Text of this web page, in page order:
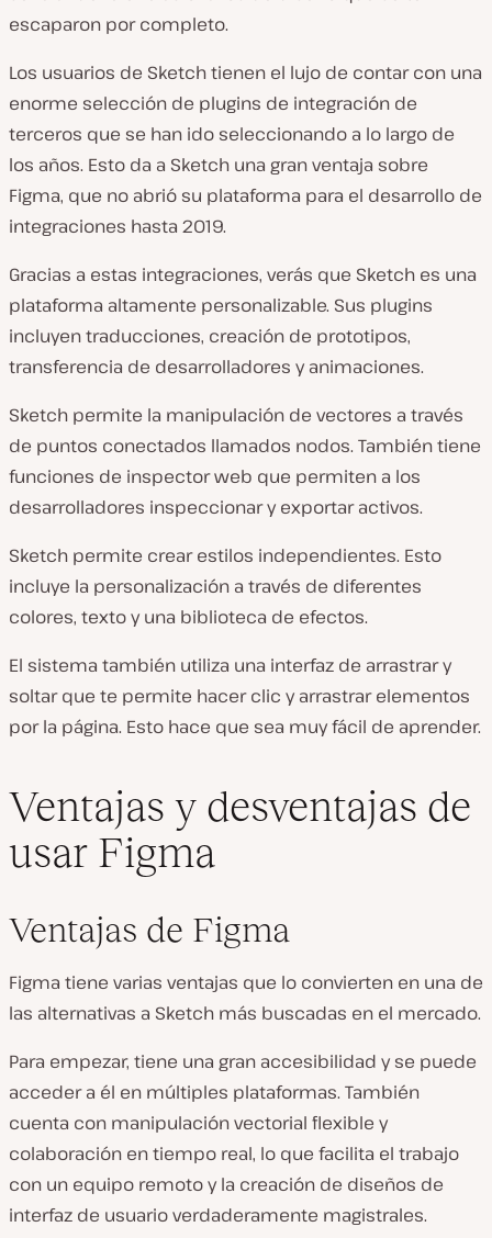
escaparon por completo.
Los usuarios de Sketch tienen el lujo de contar con una
enorme selección de plugins de integración de
terceros que se han ido seleccionando a lo largo de
los años. Esto da a Sketch una gran ventaja sobre
Figma, que no abrió su plataforma para el desarrollo de
integraciones hasta 2019.
Gracias a estas integraciones, verás que Sketch es una
plataforma altamente personalizable. Sus plugins
incluyen traducciones, creación de prototipos,
transferencia de desarrolladores y animaciones.
Sketch permite la manipulación de vectores a través
de puntos conectados llamados nodos. También tiene
funciones de inspector web que permiten a los
desarrolladores inspeccionar y exportar activos.
Sketch permite crear estilos independientes. Esto
incluye la personalización a través de diferentes
colores, texto y una biblioteca de efectos.
El sistema también utiliza una interfaz de arrastrar y
soltar que te permite hacer clic y arrastrar elementos
por la página. Esto hace que sea muy fácil de aprender.
Ventajas y desventajas de
usar Figma
Ventajas de Figma
Figma tiene varias ventajas que lo convierten en una de
las alternativas a Sketch más buscadas en el mercado.
Para empezar, tiene una gran accesibilidad y se puede
acceder a él en múltiples plataformas. También
cuenta con manipulación vectorial flexible y
colaboración en tiempo real, lo que facilita el trabajo
con un equipo remoto y la creación de diseños de
interfaz de usuario verdaderamente magistrales.